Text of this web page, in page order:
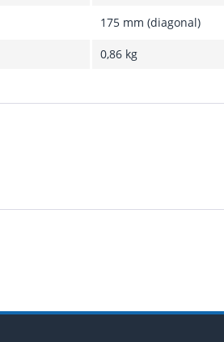
175 mm (diagonal)
0,86 kg